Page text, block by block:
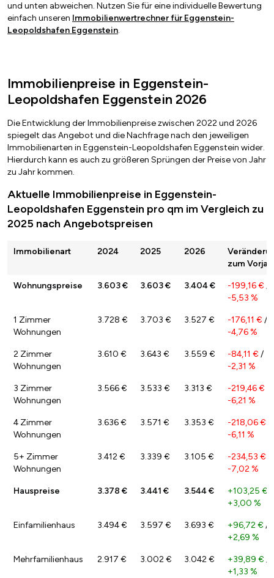
und unten abweichen. Nutzen Sie für eine individuelle Bewertung
einfach unseren Immobilienwertrechner für Eggenstein-
Leopoldshafen Eggenstein.
Immobilienpreise in Eggenstein-
Leopoldshafen Eggenstein 2026
Die Entwicklung der Immobilienpreise zwischen 2022 und 2026
spiegelt das Angebot und die Nachfrage nach den jeweiligen
Immobilienarten in Eggenstein-Leopoldshafen Eggenstein wider.
Hierdurch kann es auch zu größeren Sprüngen der Preise von Jahr
zu Jahr kommen.
Aktuelle Immobilienpreise in Eggenstein-
Leopoldshafen Eggenstein pro qm im Vergleich zu
2025 nach Angebotspreisen
Immobilienart 2024 2025 2026
zum
Wohnungspreise 3.603 € 3.603 € 3.404 € -199,16 € /
-5,53 %
1 Zimmer
Wohnungen
3.728 € 3.703 € 3.527 € -176,11 € /
-4,76 %
2 Zimmer
Wohnungen
3.610 € 3.643 € 3.559 € -84,11 € /
-2,31 %
3 Zimmer
Wohnungen
3.566 € 3.533 € 3.313 € -219,46 €
-6,21 %
4 Zimmer
Wohnungen
3.636 € 3.571 € 3.353 € -218,06 €
-6,11 %
5+ Zimmer
Wohnungen
3.412 € 3.339 € 3.105 € -234,53 €
-7,02 %
Hauspreise 3.378 € 3.441 € 3.544 € +103,25 €
+3,00 %
Einfamilienhaus 3.494 € 3.597 € 3.693 € +96,72 € /
+2,69 %
Mehrfamilienhaus 2.917 € 3.002 € 3.042 € +39,89 € /
+1,33 %